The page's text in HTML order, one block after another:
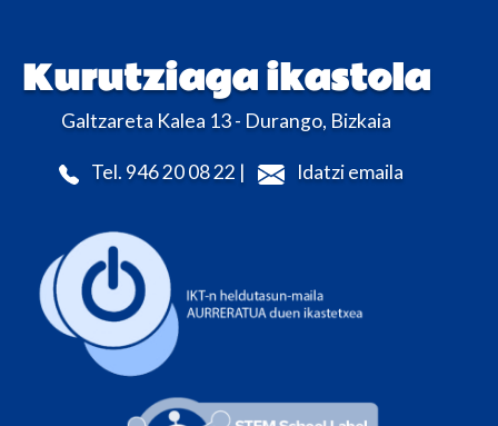
Kurutziaga ikastola
Galtzareta Kalea 13 - Durango, Bizkaia
Tel. 946 20 08 22 | Idatzi emaila